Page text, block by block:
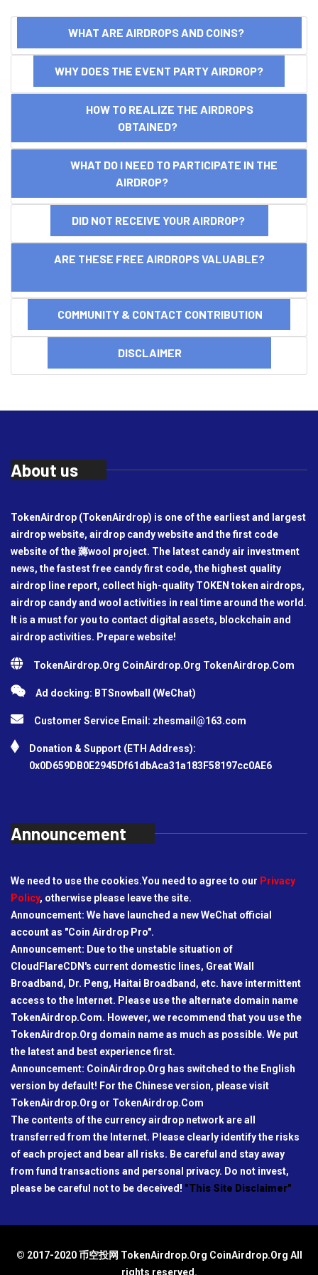
WHAT ARE AIRDROPS AND COINS?
WHY DOES THE EVENT PARTY AIRDROP?
HOW TO REALIZE THE AIRDROPS
OBTAINED?
WHAT DO I NEED TO PARTICIPATE IN THE
AIRDROP?
DID NOT RECEIVE YOUR AIRDROP?
ARE THESE FREE AIRDROPS VALUABLE?
COMMUNITY & CONTACT CONTRIBUTION
DISCLAIMER
About us
TokenAirdrop (TokenAirdrop) is one of the earliest and largest
airdrop website, airdrop candy website and the first code
website of the 薅wool project. The latest candy air investment
news, the fastest free candy first code, the highest quality
airdrop line report, collect high-quality TOKEN token airdrops,
airdrop candy and wool activities in real time around the world.
It is a must for you to contact digital assets, blockchain and
airdrop activities. Prepare website!
TokenAirdrop.Org CoinAirdrop.Org TokenAirdrop.Com
Ad docking: BTSnowball (WeChat)
Customer Service Email: zhesmail@163.com
Donation & Support (ETH Address):
0x0D659DB0E2945Df61dbAca31a183F58197cc0AE6
Announcement
We need to use the cookies.You need to agree to our Privacy
Policy, otherwise please leave the site.
Announcement: We have launched a new WeChat official
account as "Coin Airdrop Pro".
Announcement: Due to the unstable situation of
CloudFlareCDN's current domestic lines, Great Wall
Broadband, Dr. Peng, Haitai Broadband, etc. have intermittent
access to the Internet. Please use the alternate domain name
TokenAirdrop.Com. However, we recommend that you use the
TokenAirdrop.Org domain name as much as possible. We put
the latest and best experience first.
Announcement: CoinAirdrop.Org has switched to the English
version by default! For the Chinese version, please visit
TokenAirdrop.Org or TokenAirdrop.Com
The contents of the currency airdrop network are all
transferred from the Internet. Please clearly identify the risks
of each project and bear all risks. Be careful and stay away
from fund transactions and personal privacy. Do not invest,
please be careful not to be deceived! "This Site Disclaimer"
© 2017-2020 币空投网 TokenAirdrop.Org CoinAirdrop.Org All
rights reserved.